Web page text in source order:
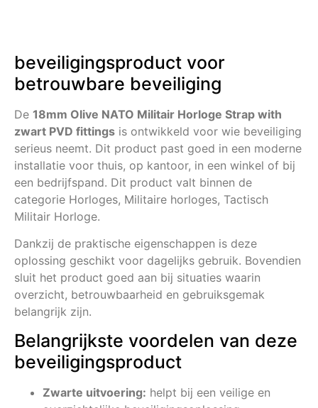
beveiligingsproduct voor
betrouwbare beveiliging
De 18mm Olive NATO Militair Horloge Strap with
zwart PVD fittings is ontwikkeld voor wie beveiliging
serieus neemt. Dit product past goed in een moderne
installatie voor thuis, op kantoor, in een winkel of bij
een bedrijfspand. Dit product valt binnen de
categorie Horloges, Militaire horloges, Tactisch
Militair Horloge.
Dankzij de praktische eigenschappen is deze
oplossing geschikt voor dagelijks gebruik. Bovendien
sluit het product goed aan bij situaties waarin
overzicht, betrouwbaarheid en gebruiksgemak
belangrijk zijn.
Belangrijkste voordelen van deze
beveiligingsproduct
Zwarte uitvoering: helpt bij een veilige en